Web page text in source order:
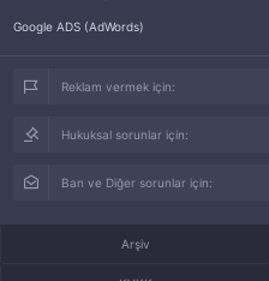
Google ADS (AdWords)
Reklam vermek için:
Hukuksal sorunlar için:
Ban ve Diğer sorunlar için:
Arşiv